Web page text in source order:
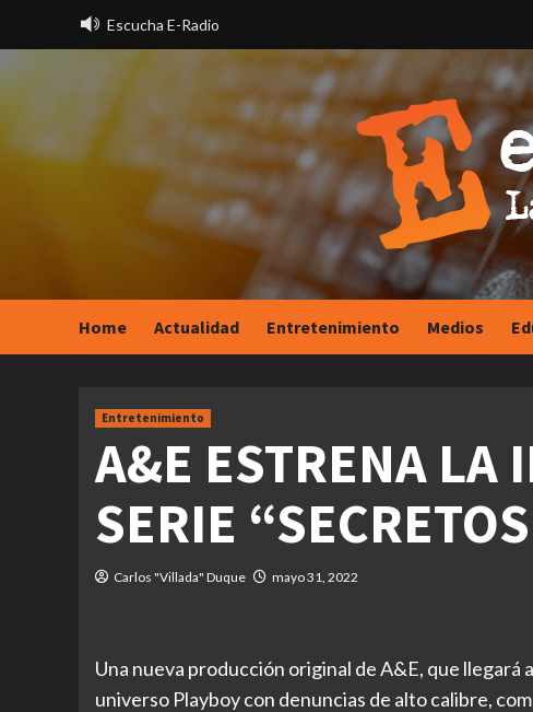
Escucha E-Radio
Home Actualidad Entretenimiento Medios
Entretenimiento
A&E ESTRENA LA
SERIE
Carlos "Villada" Duque mayo 31, 2022
Una nueva producción original de A&E, que llegará
universo Playboy con denuncias de alto calibre,